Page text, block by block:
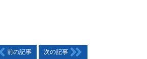
前の記事 次の記事